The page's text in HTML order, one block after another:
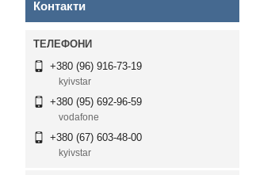
Контакти
+380 (96) 916-73-19
kyivstar
+380 (95) 692-96-59
vodafone
+380 (67) 603-48-00
kyivstar